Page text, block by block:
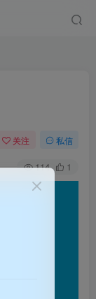
关注 私信
114 1